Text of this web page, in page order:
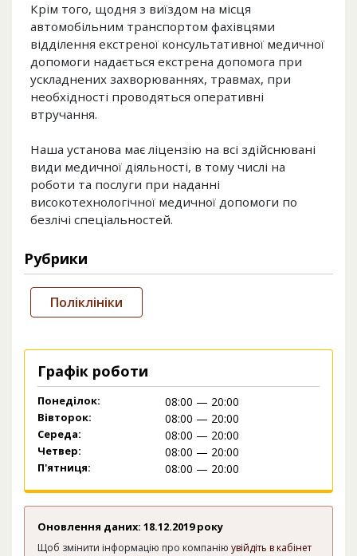
Крім того, щодня з виїздом на місця
автомобільним транспортом фахівцями
відділення екстреної консультативної медичної
допомоги надається екстрена допомога при
ускладнених захворюваннях, травмах, при
необхідності проводяться оперативні
втручання.
Наша установа має ліцензію на всі здійснювані
види медичної діяльності, в тому числі на
роботи та послуги при наданні
високотехнологічної медичної допомоги по
безлічі спеціальностей.
Рубрики
Поліклініки
Графік роботи
Понеділок: 08:00 — 20:00
Вівторок: 08:00 — 20:00
Середа: 08:00 — 20:00
Четвер: 08:00 — 20:00
П'ятниця: 08:00 — 20:00
Оновлення даних: 18.12.2019 року
Щоб змінити інформацію про компанію увійдіть в кабінет